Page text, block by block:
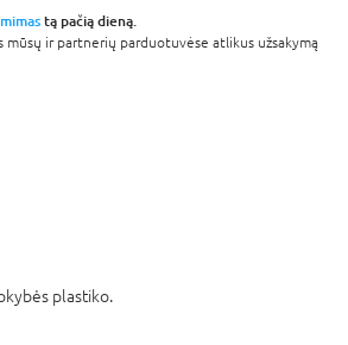
tą pačią dieną.
mūsų ir partnerių parduotuvėse atlikus užsakymą
plastiko.